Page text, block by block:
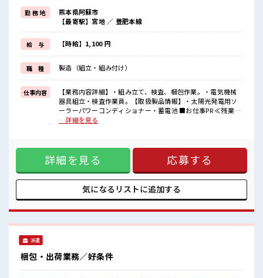
週末は家族や友人と一緒にプライベート満喫！
≪ラクラク制服アリ≫
制服があるので、
毎日の服装の悩み解消♪
≪未経験でも活躍できる≫
新しいことにチャレンジするのは不安だけど、
しっかり働く環境が整っています！
イチからスキルUP・ステップUP目指していきましょう！
≪収入アップを目指せる≫
高時給だらけの派遣のお仕事です！
■職場の雰囲気
休憩室で楽しくおしゃべり！
私物の置きすぎには注意が必要ですね★
残業がしっかりあるお仕事！
勤 務 地
熊本県阿蘇市
【最寄駅】宮地 ／ 豊肥本線
給 与 【時給】1,100 円
職 種 製造（組立・組み付け）
仕事内容
【業務内容詳細】・組み立て、検査、梱包作業。・電気機械
器具組立・検査作業員。【取扱製品情報】・太陽光発電用ソ
ーラーパワーコンディショナー・蓄電池 ■お仕事PR ≪残業で
稼げる≫ 高収入を希望される方にオススメ。 残業は月20時間
日の服装の悩み解消♪ ≪未経験でも活躍できる≫ 新しいこと
にチャレンジするのは不安だけど、 しっかり働く環境が整っ
ています！ イチからスキルUP・ステップUP目指していきま
しょう！ ≪収入アップを目指せる≫ 高時給だらけの派遣のお
仕事です！ ■職場の雰囲気 休憩室で楽しくおしゃべり！ スト
レス解消☆ 職場にはロッカー完備！ 私物の置きすぎには注意
…詳細を見る
詳細を見る 応募する
気になるリストに追加する
派遣
梱包・出荷業務／好条件